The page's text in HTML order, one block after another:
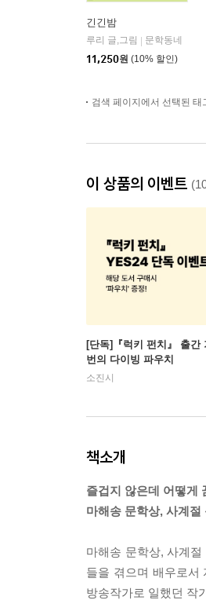
긴긴밤
루리 글,그림
문학동네
11,250원 (10% 할인)
검색 페이지에서 선택된
이 상품의 이벤트
[단독]『럭키 펀치』 출간
번의 다이빙 파우치
소진시
책소개
즐겁지 않은데 어떻게
마해송 문학상, 사계
마해송 문학상, 사계
들을 겪으며 배우로서
방송작가로 일했던 작